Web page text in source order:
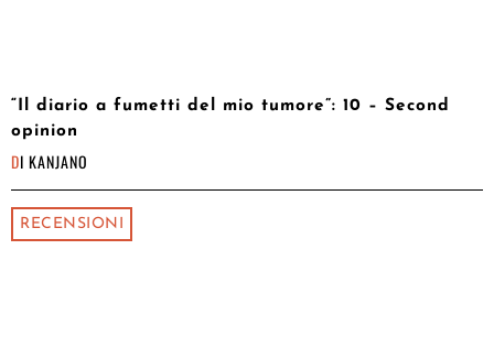
“Il diario a fumetti del mio tumore”: 10 – Second
opinion
DI KANJANO
RECENSIONI